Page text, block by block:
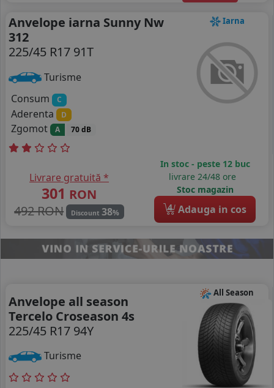
Iarna
Anvelope iarna Sunny Nw
312
225/45 R17 91T
Turisme
Consum
C
Aderenta D
Zgomot A 70 dB
Livrare gratuită *
301 RON
492 RON
Discount 38%
In stoc - peste 12 buc
livrare 24/48 ore
Stoc magazin
4 Adauga in cos
All Season
Anvelope all season
Tercelo Croseason 4s
225/45 R17 94Y
Turisme